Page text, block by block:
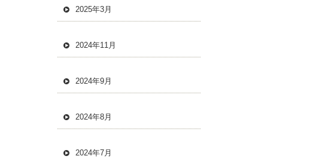
2025年3月
2024年11月
2024年9月
2024年8月
2024年7月